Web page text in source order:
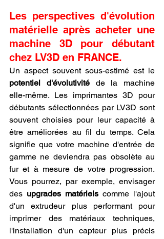
Les perspectives d'évolution
matérielle après acheter une
machine 3D pour débutant
chez LV3D en FRANCE.
potentiel d'évolutivité de la machine
elle-même. Les imprimantes 3D pour
débutants sélectionnées par LV3D sont
souvent choisies pour leur capacité à
être améliorées au fil du temps. Cela
signifie que votre machine d'entrée de
gamme ne deviendra pas obsolète au
fur et à mesure de votre progression.
Vous pourrez, par exemple, envisager
des upgrades matériels comme l'ajout
d'un extrudeur plus performant pour
imprimer des matériaux techniques,
l'installation d'un capteur plus précis